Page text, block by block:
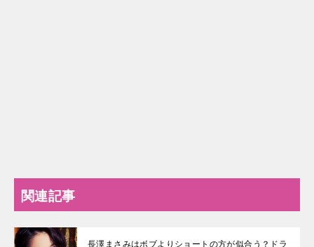
関連記事
長澤まさみはボブよりショートの方が似合う？ドラ